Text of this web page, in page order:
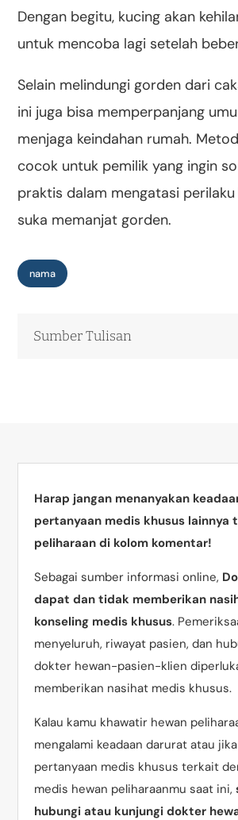
Dengan begitu, kucing akan
untuk mencoba lagi setelah
Selain melindungi gorden dari
ini juga bisa memperpanjang
menjaga keindahan rumah.
cocok untuk pemilik yang ingin
praktis dalam mengatasi
suka memanjat gorden.
nama
Sumber Tulisan
Harap jangan menanyakan
pertanyaan medis khusus lainnya
peliharaan di kolom komentar!
Sebagai sumber informasi online,
dapat dan tidak memberikan
konseling medis khusus.
menyeluruh, riwayat pasien, dan
dokter hewan-pasien-klien
memberikan nasihat medis khusus.
Kalau kamu khawatir hewan
mengalami keadaan darurat atau
pertanyaan medis khusus terkait
medis hewan peliharaanmu saat ini,
hubungi atau kunjungi dokter